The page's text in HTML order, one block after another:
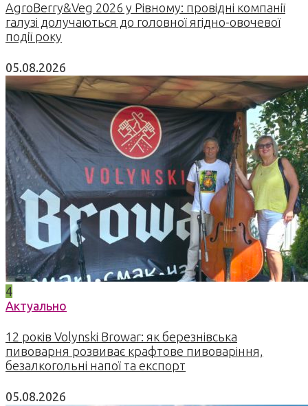
AgroBerry&Veg 2026 у Рівному: провідні компанії
галузі долучаються до головної ягідно-овочевої
події року
05.08.2026
4
Актуально
12 років Volynski Browar: як березнівська
пивоварня розвиває крафтове пивоваріння,
безалкогольні напої та експорт
05.08.2026